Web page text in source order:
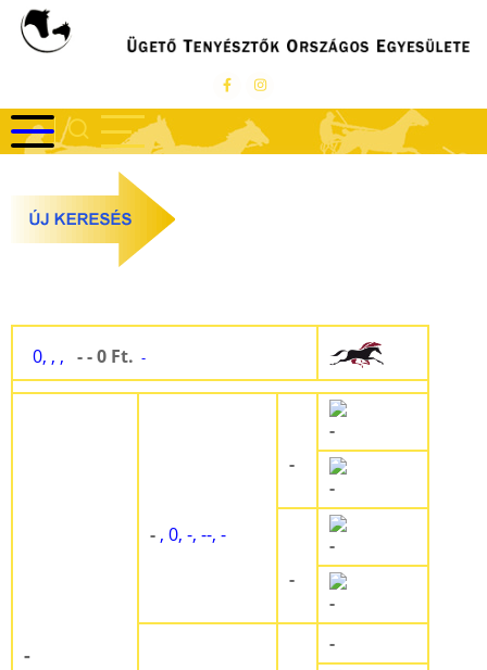
Ugrás
0, , , - - 0 Ft. -
-
- , 0, -, --, -
-
-
-
-
-
-
-